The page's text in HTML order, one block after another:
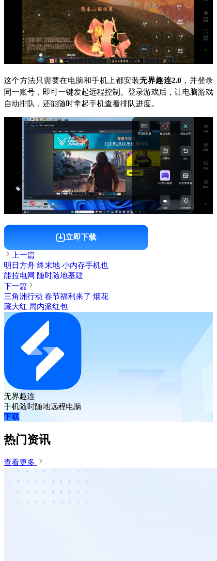
这个方法只需要在电脑和手机上都安装无界趣连2.0 ，并登录
同一账号，即可一键发起远程控制。登录游戏后，让电脑游戏
自动排队，还能随时拿起手机查看排队进度。
立即下载
上一篇
明日方舟 终末地 小内存手机也
能拉电网 随时随地基建
下一篇
三角洲行动 春节福利来了 烟花
藏大红 局内派红包
无界趣连
手机随时随地远程电脑
下载
热门资讯
查看更多